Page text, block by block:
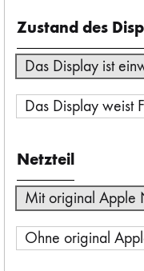
Zustand des
Das Display ist
Das Display weist
Netzteil
Mit original Apple
Ohne original